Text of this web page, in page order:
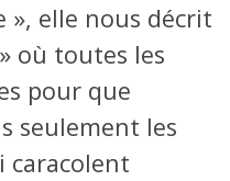
», elle nous décrit
où toutes les
pour que
seulement les
caracolent